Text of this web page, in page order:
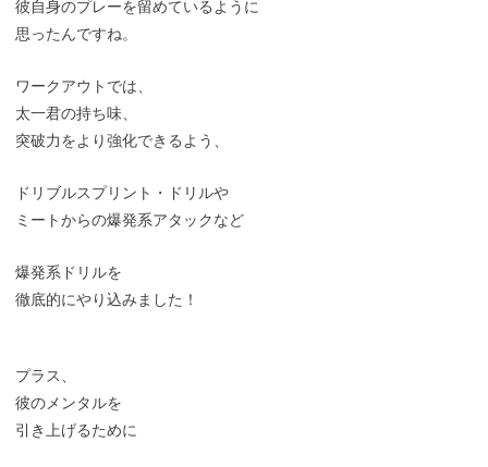
彼自身のプレーを留めているように
思ったんですね。
ワークアウトでは、
太一君の持ち味、
突破力をより強化できるよう、
ドリブルスプリント・ドリルや
ミートからの爆発系アタックなど
爆発系ドリルを
徹底的にやり込みました！
プラス、
彼のメンタルを
引き上げるために